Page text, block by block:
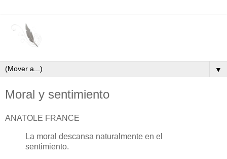
▼
Moral y sentimiento
ANATOLE FRANCE
La moral descansa naturalmente en el
sentimiento.